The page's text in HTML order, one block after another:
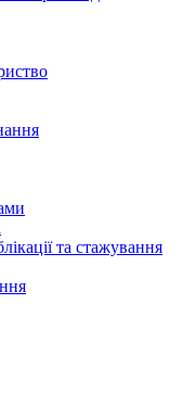
та стажування